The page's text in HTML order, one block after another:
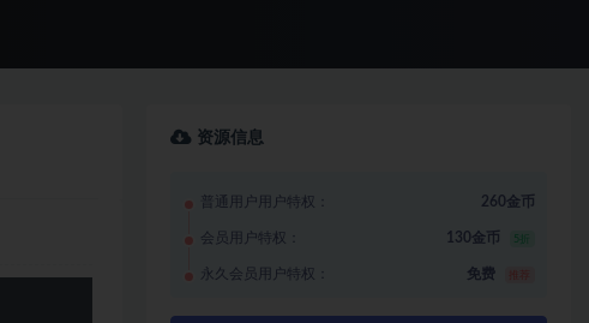
资源信息
普通用户用户特权： 260金币
会员用户特权： 130金币 5折
永久会员用户特权： 免费